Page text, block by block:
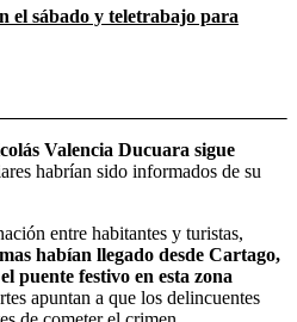
sábado y teletrabajo para
Valencia Ducuara sigue
habrían sido informados de su
entre habitantes y turistas,
habían llegado desde Cartago,
puente festivo en esta zona
apuntan a que los delincuentes